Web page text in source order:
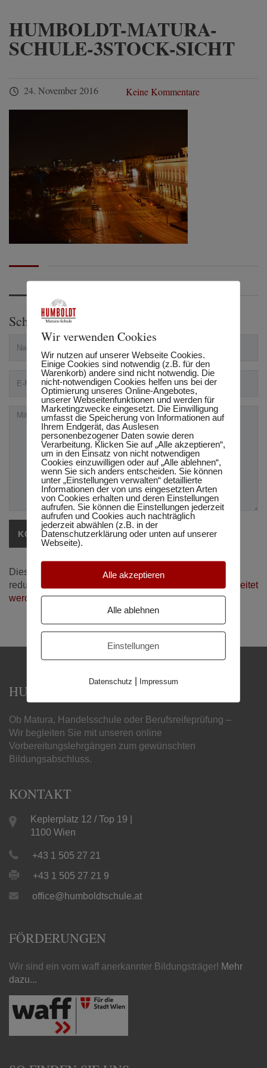
HUMBOLDT-MATURA-
SCHULE-3STOCK-SICHT
24. November 2016 Keine Kommentare
Schreibe einen Kommentar
Diese Website verwendet Akismet, um Spam zu
reduzieren.
Erfahre, wie deine Kommentardaten verarbeitet
werden.
HUMBOLDT MATURA-SCHULE
Ob Matura, Handelsschule oder Berufsreifeprüfung –
Wir begleiten Sie mit unseren online
Vorbereitungslehrgängen zum gewünschten
Bildungsabschluss.
KONTAKT
Keplerplatz 12 / Top 19 |
1100 Wien
+43 1 505 27 21
+43 1 505 27 21 9
office@humboldtschule.at
FÖRDERUNGEN
Wir sind ein vom waff anerkannter Bildungsträger! Mehr
dazu...
Wir verwenden Cookies
Wir nutzen auf unserer Webseite Cookies.
Einige Cookies sind notwendig (z.B. für den
Warenkorb) andere sind nicht notwendig. Die
nicht-notwendigen Cookies helfen uns bei der
Optimierung unseres Online-Angebotes,
unserer Webseitenfunktionen und werden für
Marketingzwecke eingesetzt. Die Einwilligung
umfasst die Speicherung von Informationen auf
Ihrem Endgerät, das Auslesen
personenbezogener Daten sowie deren
Verarbeitung. Klicken Sie auf „Alle akzeptieren“,
um in den Einsatz von nicht notwendigen
Cookies einzuwilligen oder auf „Alle ablehnen“,
wenn Sie sich anders entscheiden. Sie können
unter „Einstellungen verwalten“ detaillierte
Informationen der von uns eingesetzten Arten
von Cookies erhalten und deren Einstellungen
aufrufen. Sie können die Einstellungen jederzeit
aufrufen und Cookies auch nachträglich
jederzeit abwählen (z.B. in der
Datenschutzerklärung oder unten auf unserer
Webseite).
Alle akzeptieren
Alle ablehnen
Einstellungen
Datenschutz | Impressum